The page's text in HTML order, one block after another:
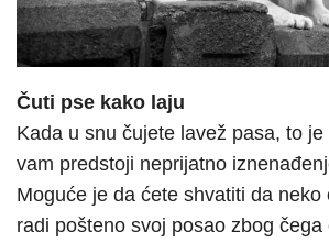
Čuti pse kako laju
Kada u snu čujete lavež pasa, to
vam predstoji neprijatno
Moguće je da ćete shvatiti da neko
radi pošteno svoj posao zbog čega